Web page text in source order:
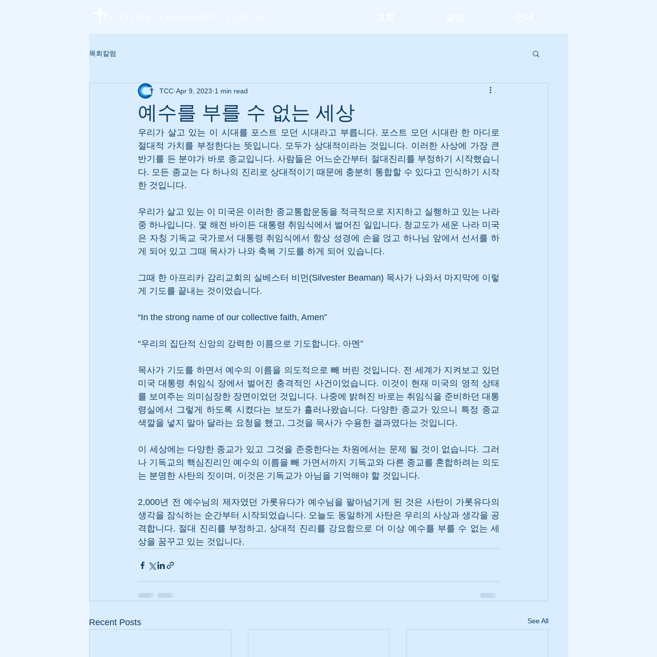
목회칼럼
예수를 부를 수 없는 세상
TCC Apr 9, 2023 1 min read
우리가 살고 있는 이 시대를 포스트 모던 시대라고 부릅니다. 포스트 모던 시대란 한 마디로
절대적 가치를 부정한다는 뜻입니다. 모두가 상대적이라는 것입니다. 이러한 사상에 가장 큰
반기를 든 분야가 바로 종교입니다. 사람들은 어느순간부터 절대진리를 부정하기 시작했습니
다. 모든 종교는 다 하나의 진리로 상대적이기 때문에 충분히 통합할 수 있다고 인식하기 시작
한 것입니다.
우리가 살고 있는 이 미국은 이러한 종교통합운동을 적극적으로 지지하고 실행하고 있는 나라
중 하나입니다. 몇 해전 바이든 대통령 취임식에서 벌어진 일입니다. 청교도가 세운 나라 미국
은 자칭 기독교 국가로서 대통령 취임식에서 항상 성경에 손을 얹고 하나님 앞에서 선서를 하
게 되어 있고 그때 목사가 나와 축복 기도를 하게 되어 있습니다.
그때 한 아프리카 감리교회의 실베스터 비먼(Silvester Beaman) 목사가 나와서 마지막에 이렇
게 기도를 끝내는 것이었습니다.
“In the strong name of our collective faith, Amen”
“우리의 집단적 신앙의 강력한 이름으로 기도합니다. 아멘”
목사가 기도를 하면서 예수의 이름을 의도적으로 빼 버린 것입니다. 전 세계가 지켜보고 있던
미국 대통령 취임식 장에서 벌어진 충격적인 사건이었습니다. 이것이 현재 미국의 영적 상태
를 보여주는 의미심장한 장면이었던 것입니다. 나중에 밝혀진 바로는 취임식을 준비하던 대통
령실에서 그렇게 하도록 시켰다는 보도가 흘러나왔습니다. 다양한 종교가 있으니 특정 종교
색깔을 넣지 말아 달라는 요청을 했고, 그것을 목사가 수용한 결과였다는 것입니다.
이 세상에는 다양한 종교가 있고 그것을 존중한다는 차원에서는 문제 될 것이 없습니다. 그러
나 기독교의 핵심진리인 예수의 이름을 빼 가면서까지 기독교와 다른 종교를 혼합하려는 의도
는 분명한 사탄의 짓이며, 이것은 기독교가 아님을 기억해야 할 것입니다.
2,000년 전 예수님의 제자였던 가롯유다가 예수님을 팔아넘기게 된 것은 사탄이 가롯유다의
생각을 잠식하는 순간부터 시작되었습니다. 오늘도 동일하게 사탄은 우리의 사상과 생각을 공
격합니다. 절대 진리를 부정하고, 상대적 진리를 강요함으로 더 이상 예수를 부를 수 없는 세
상을 꿈꾸고 있는 것입니다.
Recent Posts See All